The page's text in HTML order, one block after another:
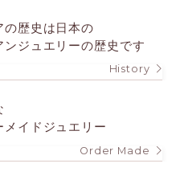
の歴史は日本の
ンジュエリーの歴史です
History
メイドジュエリー
Order Made